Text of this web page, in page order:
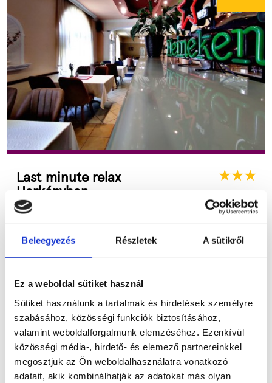
Beleegyezés Részletek A sütikről
Ez a weboldal sütiket használ
Sütiket használunk a tartalmak és hirdetések személyre
szabásához, közösségi funkciók biztosításához,
valamint weboldalforgalmunk elemzéséhez. Ezenkívül
közösségi média-, hirdető- és elemező partnereinkkel
megosztjuk az Ön weboldalhasználatra vonatkozó
adatait, akik kombinálhatják az adatokat más olyan
Last minute relax
Harkányban
Hotel Átrium
3 nap/2 éj Félpanzió
2 felnőtt
22 nap 12 óra 17 perc 14 mp
Útra Készen ár:
55.900Ft
-38